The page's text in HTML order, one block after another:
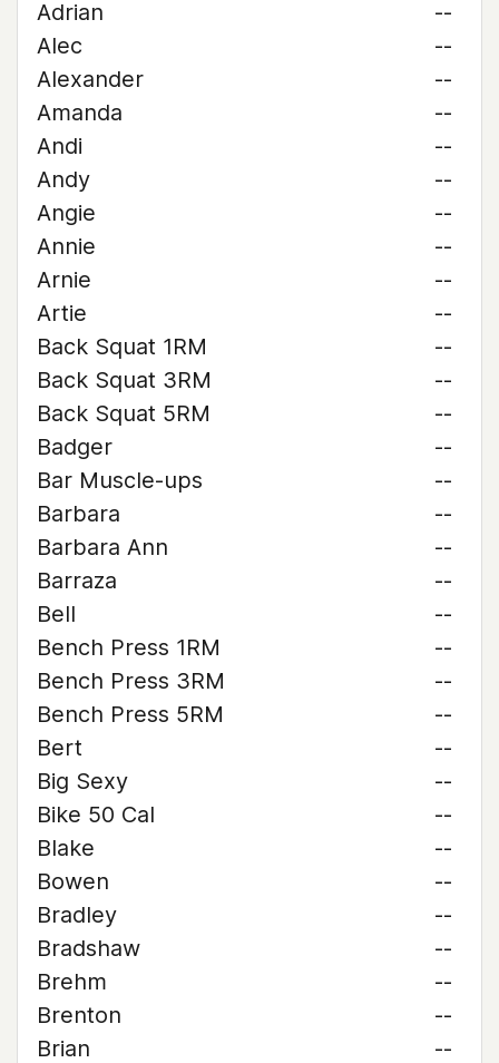
Adrian
--
Alec
--
Alexander
--
Amanda
--
Andi
--
Andy
--
Angie
--
Annie
--
Arnie
--
Artie
--
Back Squat 1RM
--
Back Squat 3RM
--
Back Squat 5RM
--
Badger
--
Bar Muscle-ups
--
Barbara
--
Barbara Ann
--
Barraza
--
Bell
--
Bench Press 1RM
--
Bench Press 3RM
--
Bench Press 5RM
--
Bert
--
Big Sexy
--
Bike 50 Cal
--
Blake
--
Bowen
--
Bradley
--
Bradshaw
--
Brehm
--
Brenton
--
Brian
--